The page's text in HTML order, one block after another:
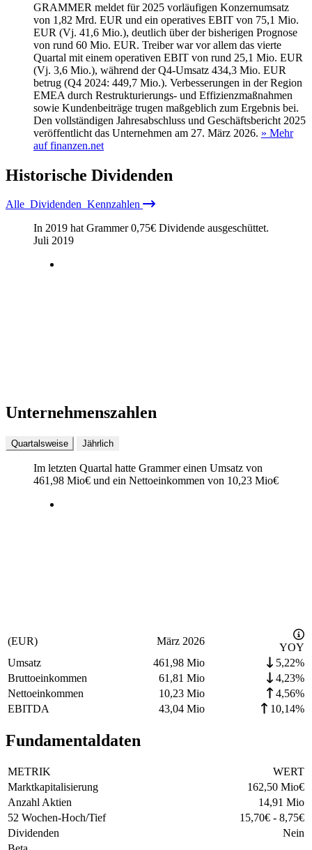
GRAMMER meldet für 2025 vorläufigen Konzernumsatz
von 1,82 Mrd. EUR und ein operatives EBIT von 75,1 Mio.
EUR (Vj. 41,6 Mio.), deutlich über der bisherigen Prognose
von rund 60 Mio. EUR. Treiber war vor allem das vierte
Quartal mit einem operativen EBIT von rund 25,1 Mio. EUR
(Vj. 3,6 Mio.), während der Q4-Umsatz 434,3 Mio. EUR
betrug (Q4 2024: 449,7 Mio.). Verbesserungen in der Region
EMEA durch Restrukturierungs- und Effizienzmaßnahmen
sowie Kundenbeiträge trugen maßgeblich zum Ergebnis bei.
Den vollständigen Jahresabschluss und Geschäftsbericht 2025
veröffentlicht das Unternehmen am 27. März 2026. » Mehr
auf finanzen.net
Historische Dividenden
Alle Dividenden Kennzahlen
In 2019 hat Grammer0,75€ Dividende ausgeschüttet.
Juli 2019
Unternehmenszahlen
Quartalsweise Jährlich
Im letzten Quartal hatte Grammer einen Umsatz von
461,98 Mio€ und ein Nettoeinkommen von 10,23 Mio€
(EUR) März 2026
YOY
Umsatz
461,98 Mio
5,22%
Bruttoeinkommen
61,81 Mio
4,23%
Nettoeinkommen
10,23 Mio
4,56%
EBITDA
43,04 Mio 10,14%
Fundamentaldaten
METRIK
WERT
Marktkapitalisierung
162,50 Mio€
Anzahl Aktien
14,91 Mio
52 Wochen-Hoch/Tief
15,70€ - 8,75€
Dividenden
Nein